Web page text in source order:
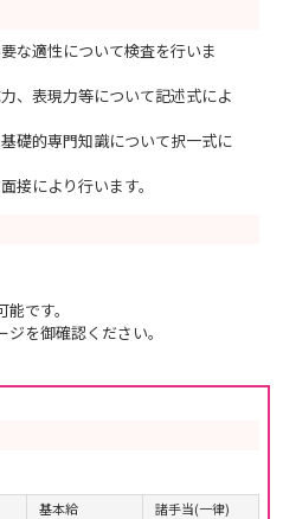
適性について検査を行いま
表現力等について記述式によ
的専門知識について択一式に
により行います。
です。
を御確認ください。
基本給
諸手当(一律)